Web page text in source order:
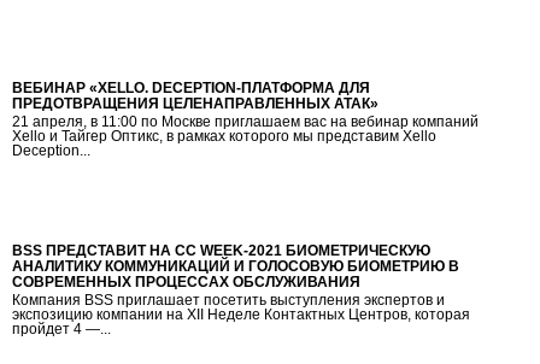
ВЕБИНАР «XELLO. DECEPTION-ПЛАТФОРМА ДЛЯ
ПРЕДОТВРАЩЕНИЯ ЦЕЛЕНАПРАВЛЕННЫХ АТАК»
21 апреля, в 11:00 по Москве приглашаем вас на вебинар компаний
Xello и Тайгер Оптикс, в рамках которого мы представим Xello
Deception...
BSS ПРЕДСТАВИТ НА CC WEEK-2021 БИОМЕТРИЧЕСКУЮ
АНАЛИТИКУ КОММУНИКАЦИЙ И ГОЛОСОВУЮ БИОМЕТРИЮ В
СОВРЕМЕННЫХ ПРОЦЕССАХ ОБСЛУЖИВАНИЯ
Компания BSS приглашает посетить выступления экспертов и
экспозицию компании на XII Неделе Контактных Центров, которая
пройдет 4 —...